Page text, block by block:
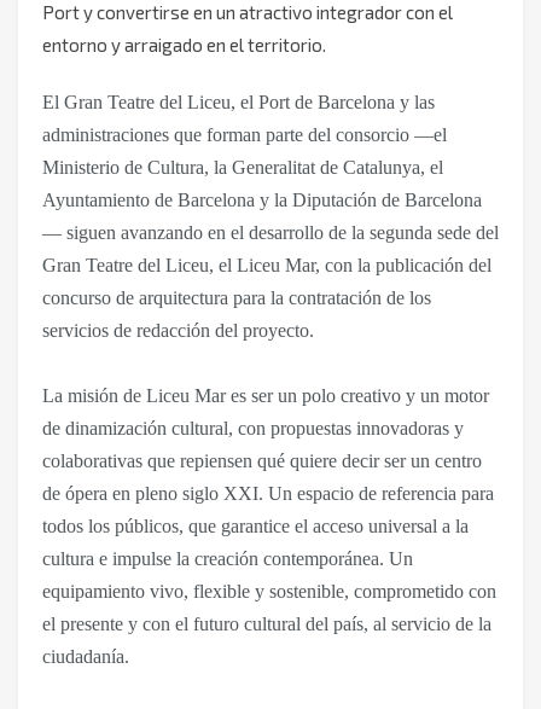
Port y convertirse en un atractivo integrador con el
entorno y arraigado en el territorio.
El Gran Teatre del Liceu, el Port de Barcelona y las
administraciones que forman parte del consorcio —el
Ministerio de Cultura, la Generalitat de Catalunya, el
Ayuntamiento de Barcelona y la Diputación de Barcelona
— siguen avanzando en el desarrollo de la segunda sede del
Gran Teatre del Liceu, el Liceu Mar, con la publicación del
concurso de arquitectura para la contratación de los
servicios de redacción del proyecto.
La misión de Liceu Mar es ser un polo creativo y un motor
de dinamización cultural, con propuestas innovadoras y
colaborativas que repiensen qué quiere decir ser un centro
de ópera en pleno siglo XXI. Un espacio de referencia para
todos los públicos, que garantice el acceso universal a la
cultura e impulse la creación contemporánea. Un
equipamiento vivo, flexible y sostenible, comprometido con
el presente y con el futuro cultural del país, al servicio de la
ciudadanía.